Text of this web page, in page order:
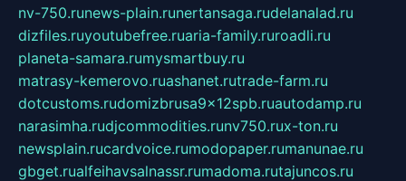
nv-750.runews-plain.runertansaga.rudelanalad.ru
dizfiles.ruyoutubefree.ruaria-family.ruroadli.ru
planeta-samara.rumysmartbuy.ru
matrasy-kemerovo.ruashanet.rutrade-farm.ru
dotcustoms.rudomizbrusa9x12spb.ruautodamp.ru
narasimha.rudjcommodities.runv750.rux-ton.ru
newsplain.rucardvoice.rumodopaper.rumanunae.ru
gbget.rualfeihavsalnassr.rumadoma.rutajuncos.ru